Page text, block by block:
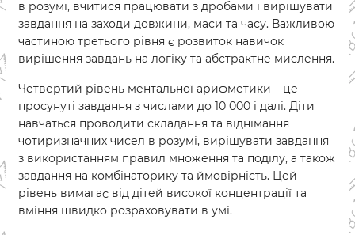
в розумі, вчитися працювати з дробами і вирішувати
завдання на заходи довжини, маси та часу. Важливою
частиною третього рівня є розвиток навичок
вирішення завдань на логіку та абстрактне мислення.
Четвертий рівень ментальної арифметики – це
просунуті завдання з числами до 10 000 і далі. Діти
навчаться проводити складання та віднімання
чотиризначних чисел в розумі, вирішувати завдання
з використанням правил множення та поділу, а також
завдання на комбінаторику та ймовірність. Цей
рівень вимагає від дітей високої концентрації та
вміння швидко розраховувати в умі.